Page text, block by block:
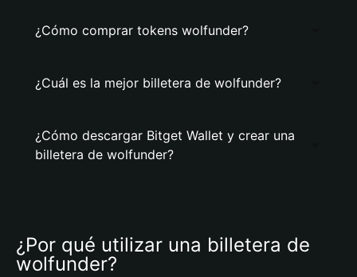
¿Cómo comprar tokens wolfunder?
¿Cuál es la mejor billetera de wolfunder?
¿Cómo descargar Bitget Wallet y crear una
billetera de wolfunder?
¿Por qué utilizar una billetera de
wolfunder?